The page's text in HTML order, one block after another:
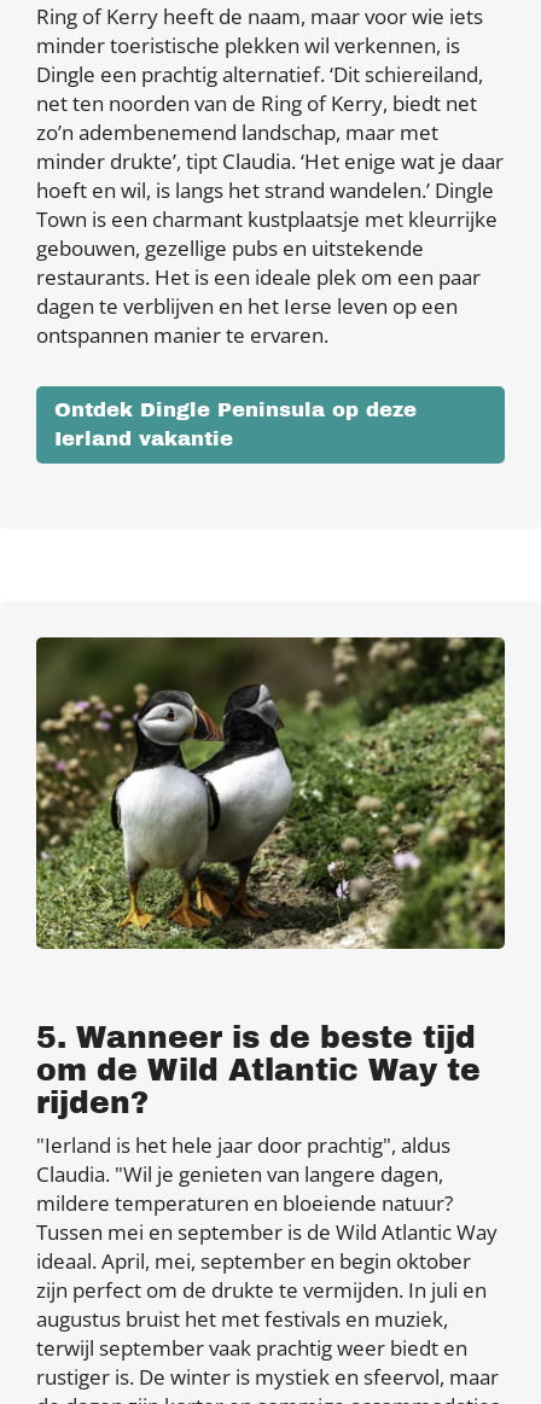
Ring of Kerry heeft de naam, maar voor wie iets
minder toeristische plekken wil verkennen, is
Dingle een prachtig alternatief. ‘Dit schiereiland,
net ten noorden van de Ring of Kerry, biedt net
zo’n adembenemend landschap, maar met
minder drukte’, tipt Claudia. ‘Het enige wat je daar
hoeft en wil, is langs het strand wandelen.’ Dingle
Town is een charmant kustplaatsje met kleurrijke
gebouwen, gezellige pubs en uitstekende
restaurants. Het is een ideale plek om een paar
dagen te verblijven en het Ierse leven op een
ontspannen manier te ervaren.
Ontdek Dingle Peninsula op deze
Ierland vakantie
5. Wanneer is de beste tijd
om de Wild Atlantic Way te
rijden?
"Ierland is het hele jaar door prachtig", aldus
Claudia. "Wil je genieten van langere dagen,
mildere temperaturen en bloeiende natuur?
Tussen mei en september is de Wild Atlantic Way
ideaal. April, mei, september en begin oktober
zijn perfect om de drukte te vermijden. In juli en
augustus bruist het met festivals en muziek,
terwijl september vaak prachtig weer biedt en
rustiger is. De winter is mystiek en sfeervol, maar